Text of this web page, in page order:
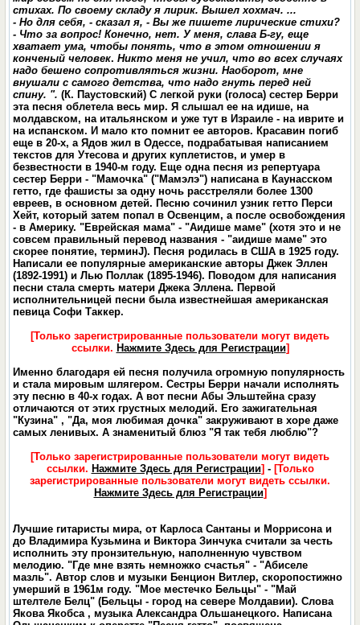
стихах. По своему складу я лирик. Вышел хохмач. ...
- Но для себя, - сказал я, - Вы же пишете лирические стихи?
- Что за вопрос! Конечно, нет. У меня, слава Б-гу, еще
хватает ума, чтобы понять, что в этом отношении я
конченый человек.Никто меня не учил, что во всех случаях
надо бешено сопротивляться жизни. Наоборот, мне
внушали с самого детства, что надо гнуть перед ней
спину. ". (К. Паустовский) С легкой руки (голоса) сестер Берри
эта песня облетела весь мир. Я слышал ее на идише, на
молдавском, на итальянском и уже тут в Израиле - на иврите и
на испанском. И мало кто помнит ее авторов. Красавин погиб
еще в 20-х, а Ядов жил в Одессе, подрабатывая написанием
текстов для Утесова и других куплетистов, и умер в
безвестности в 1940-м году. Еще одна песня из репертуара
сестер Берри - "Мамочка" ("Мамэлэ") написана в Каунасском
гетто, где фашисты за одну ночь расстреляли более 1300
евреев, в основном детей. Песню сочинил узник гетто Перси
Хейт, который затем попал в Освенцим, а после освобождения
- в Америку. "Еврейская мама" - "Аидише маме" (хотя это и не
совсем правильный перевод названия - "аидише маме" это
скорее понятие, терминJ). Песня родилась в США в 1925 году.
Написали ее популярные американские авторы Джек Эллен
(1892-1991) и Лью Поллак (1895-1946). Поводом для написания
песни стала смерть матери Джека Эллена. Первой
исполнительницей песни была известнейшая американская
певица Софи Таккер.
[Только зарегистрированные пользователи могут видеть
ссылки. Нажмите Здесь для Регистрации]
Именно благодаря ей песня получила огромную популярность
и стала мировым шлягером. Сестры Берри начали исполнять
эту песню в 40-х годах. А вот песни Абы Эльштейна сразу
отличаются от этих грустных мелодий. Его зажигательная
"Кузина" , "Да, моя любимая дочка" закруживают в хоре даже
самых ленивых. А знаменитый блюз "Я так тебя люблю"?
[Только зарегистрированные пользователи могут видеть
ссылки. Нажмите Здесь для Регистрации] - [Только
зарегистрированные пользователи могут видеть ссылки.
Нажмите Здесь для Регистрации]
Лучшие гитаристы мира, от Карлоса Сантаны и Моррисона и
до Владимира Кузьмина и Виктора Зинчука считали за честь
исполнить эту пронзительную, наполненную чувством
мелодию. "Где мне взять немножко счастья" - "Абиселе
мазль". Автор слов и музыки Бенцион Витлер, скоропостижно
умерший в 1961м году. "Мое местечко Бельцы" - "Май
штелтеле Белц" (Бельцы - город на севере Молдавии). Слова
Якова Якобса , музыка Александра Ольшанецкого. Написана